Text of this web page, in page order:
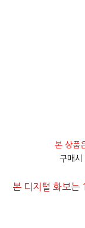
본 상품
구매시
본 디지털 화보는